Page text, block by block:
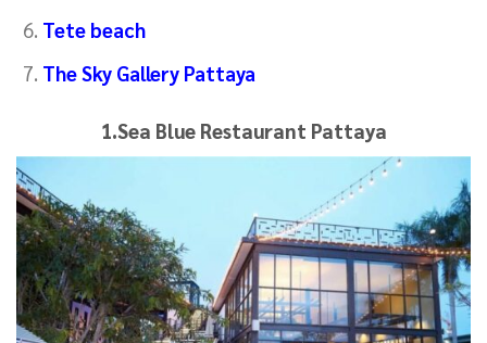
Tete beach
The Sky Gallery Pattaya
1.Sea Blue Restaurant Pattaya